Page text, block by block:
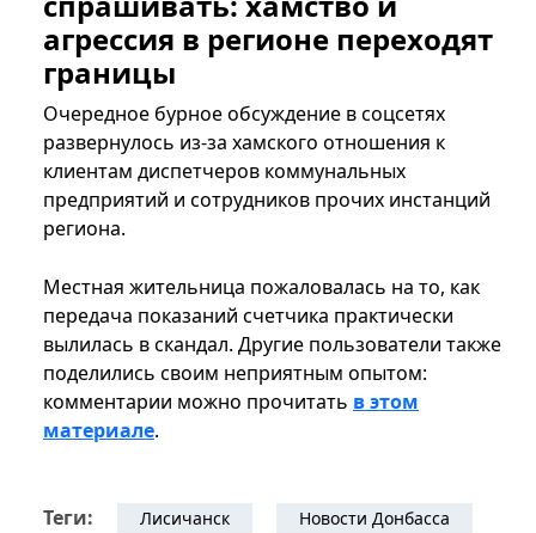
агрессия в регионе переходят
границы
Очередное бурное обсуждение в соцсетях
развернулось из-за хамского отношения к
клиентам диспетчеров коммунальных
предприятий и сотрудников прочих инстанций
региона.
Местная жительница пожаловалась на то, как
передача показаний счетчика практически
вылилась в скандал. Другие пользователи также
поделились своим неприятным опытом:
комментарии можно прочитать в этом
материале.
Теги: Лисичанск Новости Донбасса